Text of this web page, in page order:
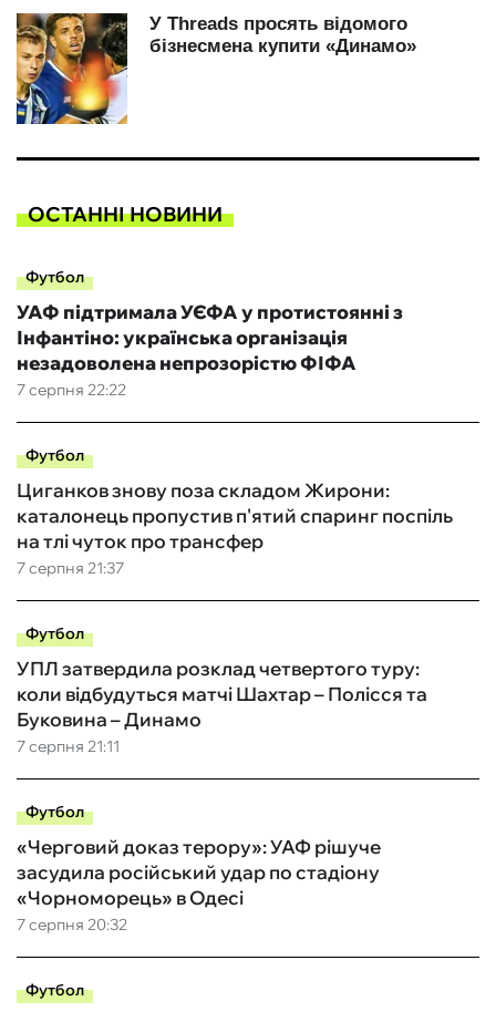
ОСТАННІ НОВИНИ
Футбол
7 серпня 22:22
УАФ підтримала УЄФА у протистоянні з
Інфантіно: українська організація
незадоволена непрозорістю ФІФА
Футбол
7 серпня 21:37
Циганков знову поза складом Жирони:
каталонець пропустив п'ятий спаринг поспіль
на тлі чуток про трансфер
Футбол
7 серпня 21:11
УПЛ затвердила розклад четвертого туру:
коли відбудуться матчі Шахтар – Полісся та
Буковина – Динамо
Футбол
7 серпня 20:32
«Черговий доказ терору»: УАФ рішуче
засудила російський удар по стадіону
«Чорноморець» в Одесі
Футбол